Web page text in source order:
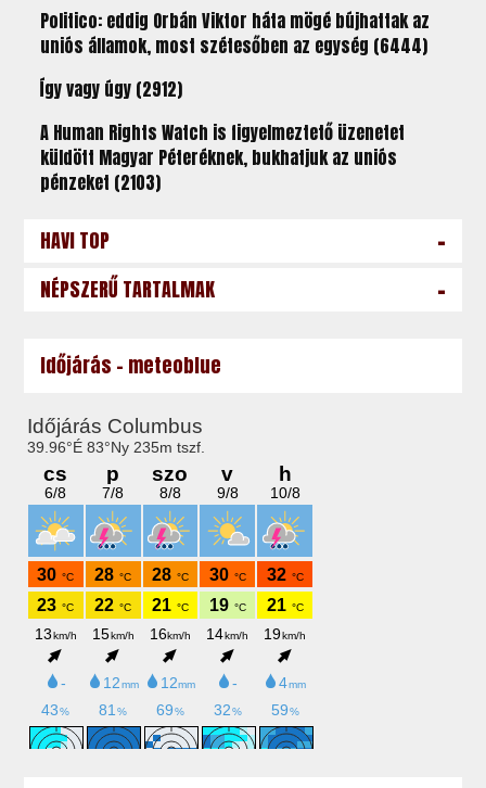
Politico: eddig Orbán Viktor háta mögé bújhattak az
uniós államok, most szétesőben az egység (6444)
Így vagy úgy (2912)
A Human Rights Watch is figyelmeztető üzenetet
küldött Magyar Péteréknek, bukhatjuk az uniós
pénzeket (2103)
HAVI TOP -
NÉPSZERŰ TARTALMAK -
Időjárás - meteoblue